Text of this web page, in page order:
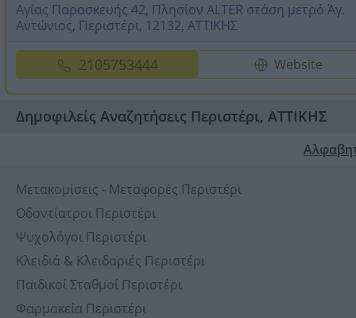
Αγίας Παρασκευής 42, Πλησίον ALTER στάση μετρό Άγ.
Αντώνιος, Περιστέρι, 12132, ΑΤΤΙΚΗΣ
2105753444 Website
Δημοφιλείς Αναζητήσεις Περιστέρι, ΑΤΤΙΚΗΣ
Μετακομίσεις - Μεταφορές Περιστέρι
Οδοντίατροι Περιστέρι
Ψυχολόγοι Περιστέρι
Κλειδιά & Κλειδαριές Περιστέρι
Παιδικοί Σταθμοί Περιστέρι
Φαρμακεία Περιστέρι